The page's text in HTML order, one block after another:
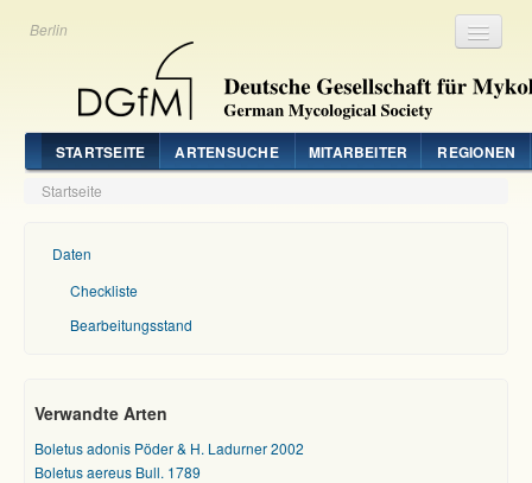
Berlin
STARTSEITE ARTENSUCHE MITARBEITER REGIONEN
Startseite
Daten
Checkliste
Bearbeitungsstand
Verwandte Arten
Boletus adonis Pöder & H. Ladurner 2002
Boletus aereus Bull. 1789